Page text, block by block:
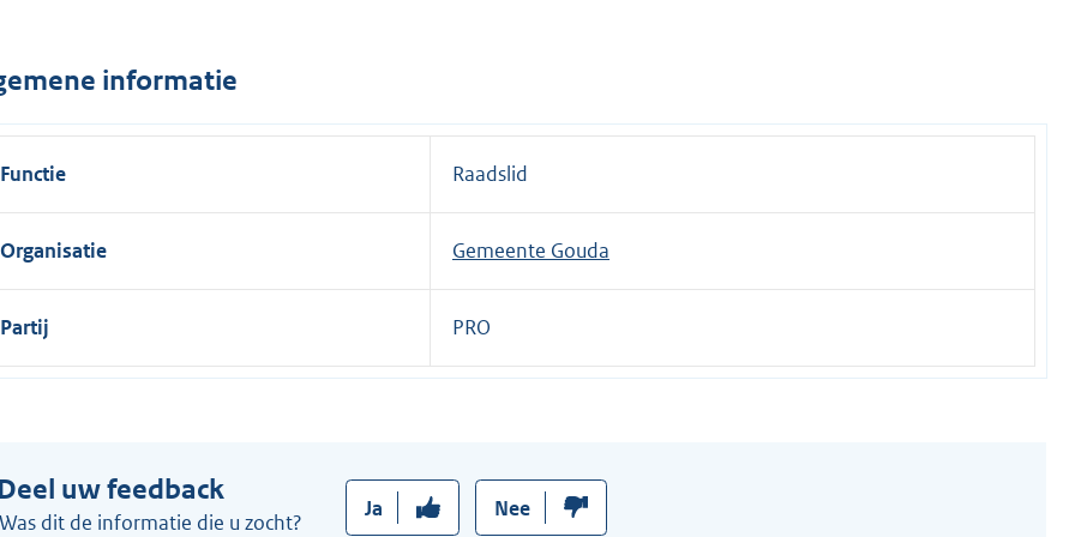
n
:
informatie
Functie Raadslid
Organisatie Gemeente Gouda
Partij PRO
uw feedback
Was dit de informatie die u zocht?
Ja Nee